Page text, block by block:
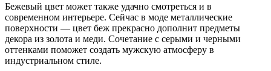
Бежевый цвет может также удачно смотреться и в
современном интерьере. Сейчас в моде металлические
поверхности — цвет беж прекрасно дополнит предметы
декора из золота и меди. Сочетание с серыми и черными
оттенками поможет создать мужскую атмосферу в
индустриальном стиле.